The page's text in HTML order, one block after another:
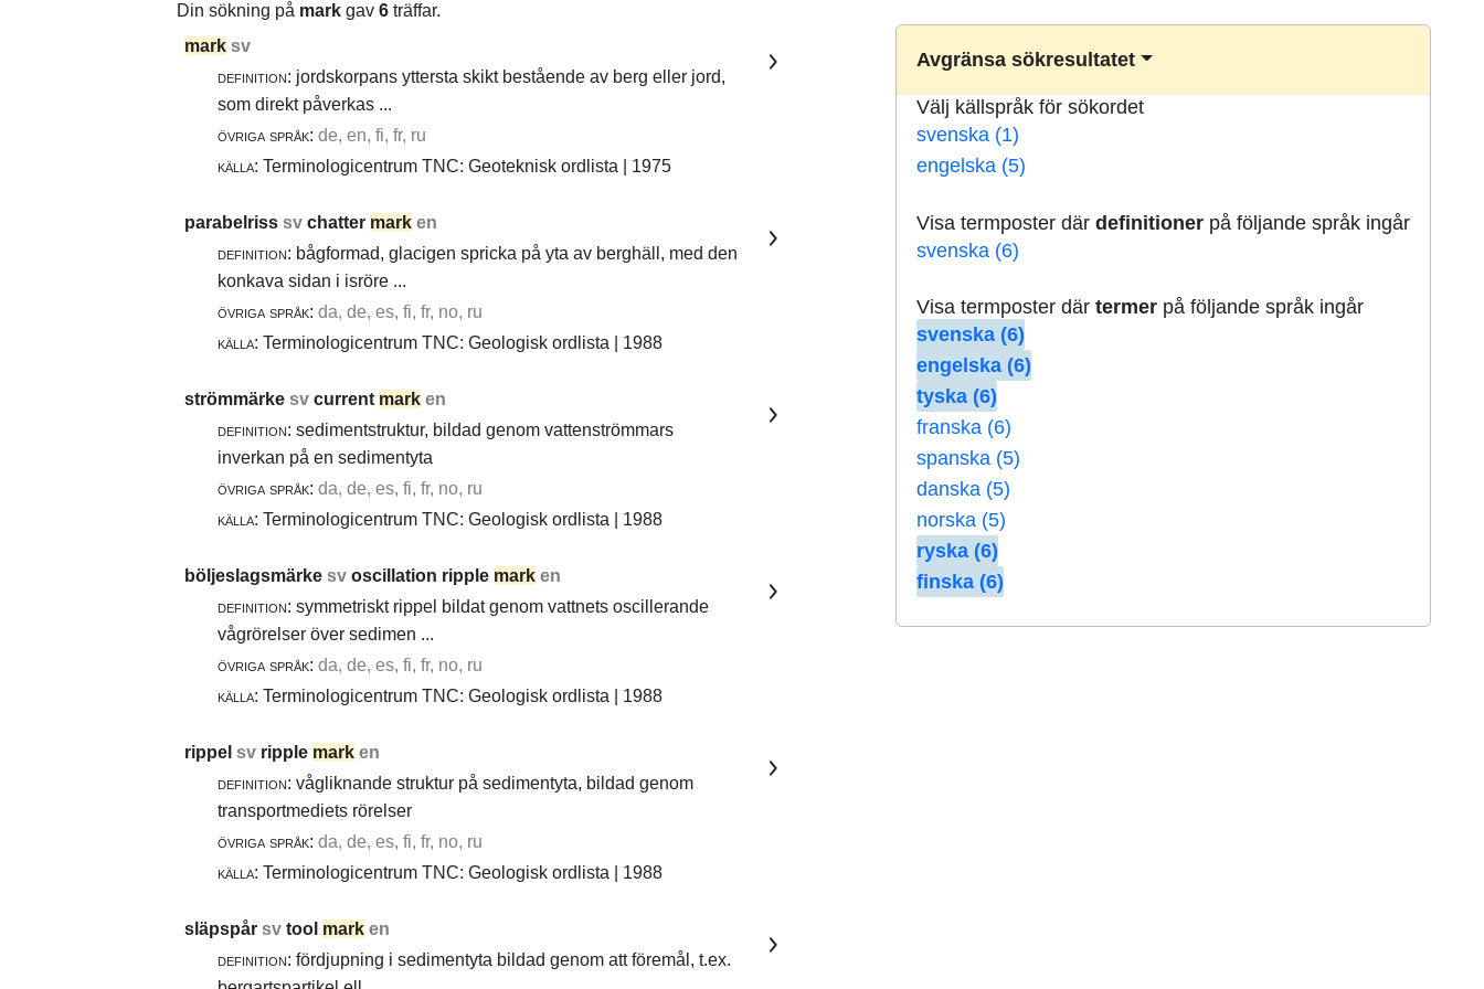
Din sökning på mark gav 6 träffar.
Avgränsa sökresultatet
Välj källspråk för sökordet
svenska (1)
engelska (5)
Visa termposter därdefinitioner på följande språk ingår
svenska (6)
Visa termposter därtermer på följande språk ingår
svenska (6)
engelska (6)
tyska (6)
franska (6)
spanska (5)
danska (5)
norska (5)
ryska (6)
finska (6)
mark sv
definition: jordskorpans yttersta skikt bestående av berg eller jord,
som direkt påverkas ...
övriga språk: de, en, fi, fr, ru
källa: Terminologicentrum TNC: Geoteknisk ordlista | 1975
parabelriss sv chatter mark en
definition: bågformad, glacigen spricka på yta av berghäll, med den
konkava sidan i isröre ...
övriga språk: da, de, es, fi, fr, no, ru
källa: Terminologicentrum TNC: Geologisk ordlista | 1988
strömmärke sv current mark en
definition: sedimentstruktur, bildad genom vattenströmmars
inverkan på en sedimentyta
övriga språk: da, de, es, fi, fr, no, ru
källa: Terminologicentrum TNC: Geologisk ordlista | 1988
böljeslagsmärke sv oscillation ripple mark en
definition: symmetriskt rippel bildat genom vattnets oscillerande
vågrörelser över sedimen ...
övriga språk: da, de, es, fi, fr, no, ru
källa: Terminologicentrum TNC: Geologisk ordlista | 1988
rippel sv ripple mark en
definition: vågliknande struktur på sedimentyta, bildad genom
transportmediets rörelser
övriga språk: da, de, es, fi, fr, no, ru
källa: Terminologicentrum TNC: Geologisk ordlista | 1988
släpspår sv tool mark en
definition: fördjupning i sedimentyta bildad genom att föremål, t.ex.